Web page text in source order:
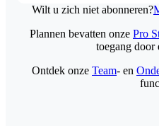
Wilt u zich niet abonneren?
Plannen bevatten onze Pro
toegang door
Ontdek onze Team- en